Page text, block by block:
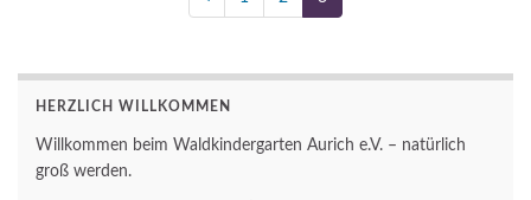
HERZLICH WILLKOMMEN
Willkommen beim Waldkindergarten Aurich e.V. – natürlich
groß werden.